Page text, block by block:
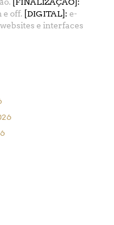
e off.
[DIGITAL]: e-
e interfaces